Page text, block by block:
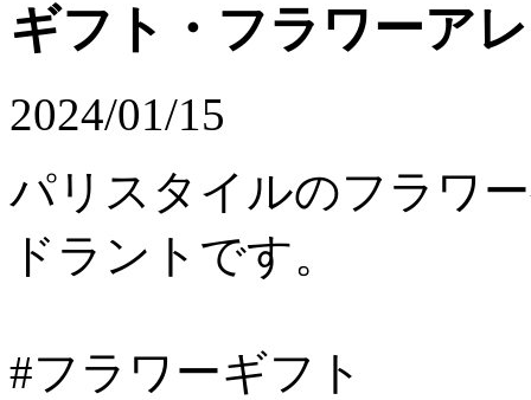
ギフト・フラワーア
2024/01/15
パリスタイルのフラワ
ドラントです。
#フラワーギフト